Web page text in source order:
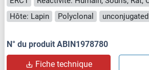
Hôte: Lapin
Polyclonal unconjugated
N° du produit ABIN1978780
Fiche technique